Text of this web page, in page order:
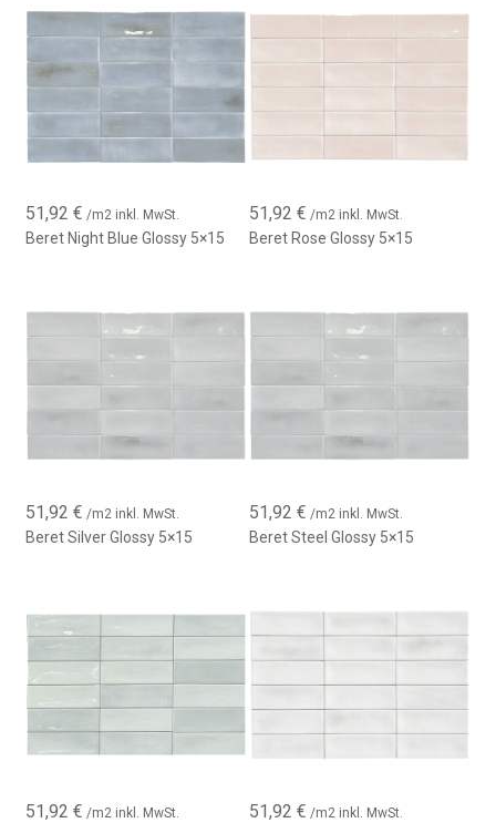
51,92€ /m2 inkl. MwSt.
Beret Night Blue Glossy 5×15
51,92 € /m2 inkl. MwSt.
Beret Rose Glossy 5×15
51,92€ /m2 inkl. MwSt.
Beret Silver Glossy 5×15
51,92 € /m2 inkl. MwSt.
Beret Steel Glossy 5×15
51,92€ /m2 inkl. MwSt. 51,92 € /m2 inkl. MwSt.